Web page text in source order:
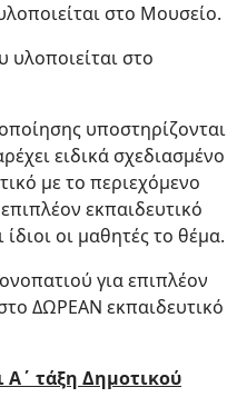
στο Μουσείο.
υλοποιείται στο
υποστηρίζονται
ειδικά σχεδιασμένο
με το περιεχόμενο
εκπαιδευτικό
οι μαθητές το θέμα.
για επιπλέον
ΔΩΡΕΑΝ εκπαιδευτικό
Α΄ τάξη Δημοτικού